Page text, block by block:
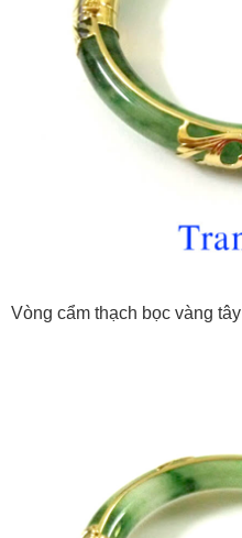
Vòng cẩm thạch bọc vàng tây